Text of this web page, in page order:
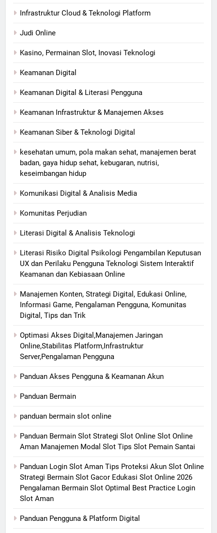
Infrastruktur Cloud & Teknologi Platform
Judi Online
Kasino, Permainan Slot, Inovasi Teknologi
Keamanan Digital
Keamanan Digital & Literasi Pengguna
Keamanan Infrastruktur & Manajemen Akses
Keamanan Siber & Teknologi Digital
kesehatan umum, pola makan sehat, manajemen berat
badan, gaya hidup sehat, kebugaran, nutrisi,
keseimbangan hidup
Komunikasi Digital & Analisis Media
Komunitas Perjudian
Literasi Digital & Analisis Teknologi
Literasi Risiko Digital Psikologi Pengambilan Keputusan
UX dan Perilaku Pengguna Teknologi Sistem Interaktif
Keamanan dan Kebiasaan Online
Manajemen Konten, Strategi Digital, Edukasi Online,
Informasi Game, Pengalaman Pengguna, Komunitas
Digital, Tips dan Trik
Optimasi Akses Digital,Manajemen Jaringan
Online,Stabilitas Platform,Infrastruktur
Server,Pengalaman Pengguna
Panduan Akses Pengguna & Keamanan Akun
Panduan Bermain
panduan bermain slot online
Panduan Bermain Slot Strategi Slot Online Slot Online
Aman Manajemen Modal Slot Tips Slot Pemain Santai
Panduan Login Slot Aman Tips Proteksi Akun Slot Online
Strategi Bermain Slot Gacor Edukasi Slot Online 2026
Pengalaman Bermain Slot Optimal Best Practice Login
Slot Aman
Panduan Pengguna & Platform Digital